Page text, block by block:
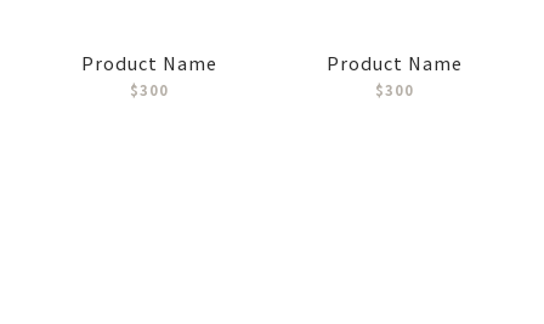
Product Name
$300
Product Name
$300